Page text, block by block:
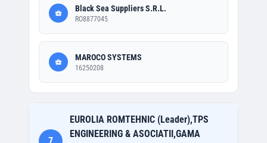
Black Sea Suppliers S.R.L.
RO8877045
MAROCO SYSTEMS
16250208
EUROLIA ROMTEHNIC (Leader),TPS
ENGINEERING & ASOCIATII,GAMA